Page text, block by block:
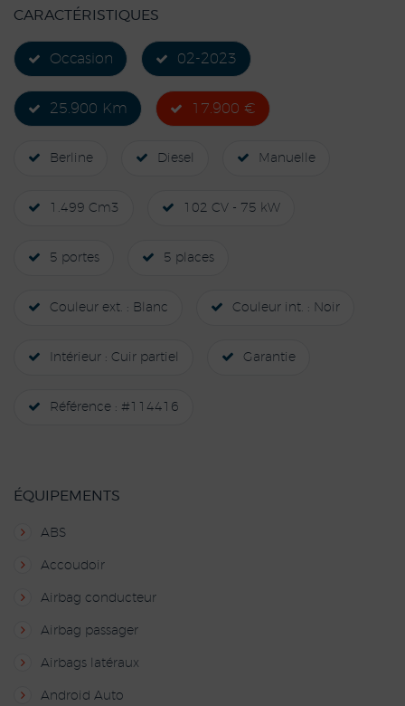
CARACTÉRISTIQUES
Occasion 02-2023
25.900 Km 17.900 €
Berline Diesel Manuelle
1.499 Cm3 102 CV - 75 kW
5 portes 5 places
Couleur ext. : Blanc Couleur int. : Noir
Intérieur : Cuir partiel Garantie
Référence : #114416
ÉQUIPEMENTS
ABS
Accoudoir
Airbag conducteur
Airbag passager
Airbags latéraux
Android Auto